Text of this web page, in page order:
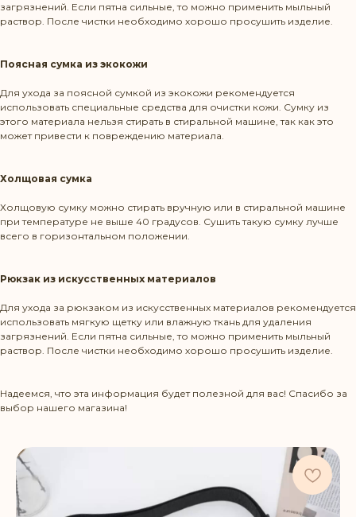
загрязнений. Если пятна сильные, то можно применить мыльный
раствор. После чистки необходимо хорошо просушить изделие.
Поясная сумка из экокожи
Для ухода за поясной сумкой из экокожи рекомендуется
использовать специальные средства для очистки кожи. Сумку из
этого материала нельзя стирать в стиральной машине, так как это
может привести к повреждению материала.
Холщовая сумка
Холщовую сумку можно стирать вручную или в стиральной машине
при температуре не выше 40 градусов. Сушить такую сумку лучше
всего в горизонтальном положении.
Рюкзак из искусственных материалов
Для ухода за рюкзаком из искусственных материалов рекомендуется
использовать мягкую щетку или влажную ткань для удаления
загрязнений. Если пятна сильные, то можно применить мыльный
раствор. После чистки необходимо хорошо просушить изделие.
Надеемся, что эта информация будет полезной для вас! Спасибо за
выбор нашего магазина!
Политика конфиденциальности
КЛИЕНТУ
КОНТАКТЫ
contact@beltbag.by